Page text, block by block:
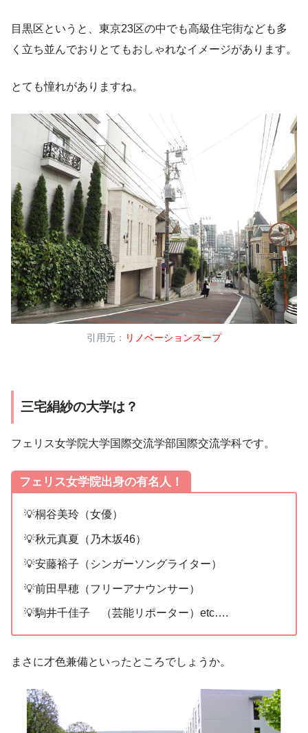
目黒区というと、東京23区の中でも高級住宅街なども多
く立ち並んでおりとてもおしゃれなイメージがあります。
とても憧れがありますね。
引用元： リノベーションスープ
三宅絹紗の大学は？
フェリス女学院大学国際交流学部国際交流学科です。
フェリス女学院出身の有名人！
💡桐谷美玲（女優）
💡秋元真夏（乃木坂46）
💡安藤裕子（シンガーソングライター）
💡前田早穂（フリーアナウンサー）
💡駒井千佳子 （芸能リポーター）etc….
まさに才色兼備といったところでしょうか。